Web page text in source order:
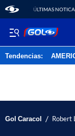
ÚLTIMAS
Tendencias:
Gol Caracol / Robert